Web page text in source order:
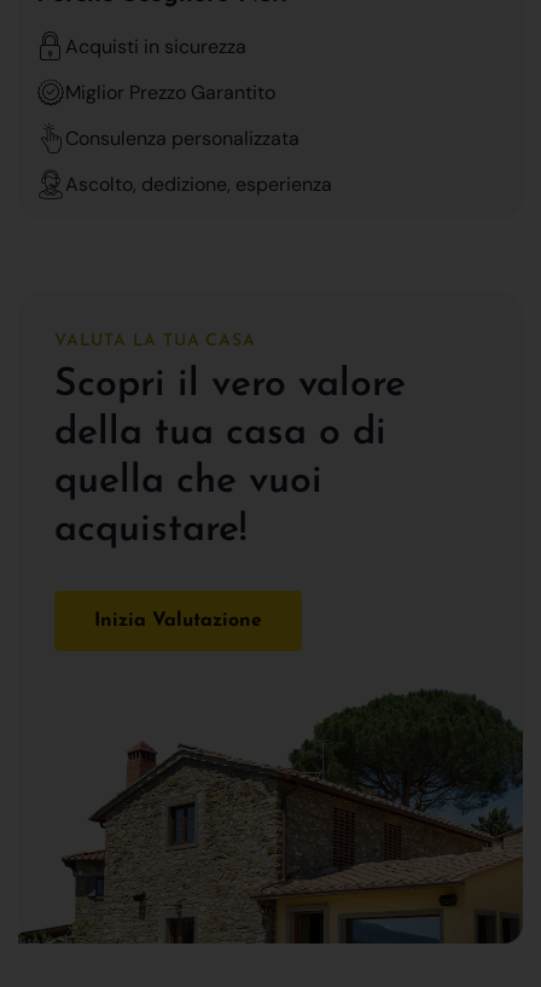
Acquisti in sicurezza
Miglior Prezzo Garantito
Consulenza personalizzata
Ascolto, dedizione, esperienza
VALUTA LA TUA CASA
Scopri il vero valore
della tua casa o di
quella che vuoi
acquistare!
Inizia Valutazione